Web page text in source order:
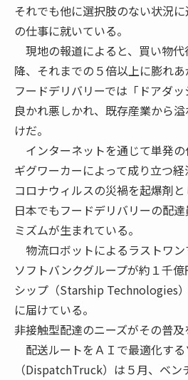
それでも他に選択肢のない状況
の仕事に就いている。
現地の報道によると、買い物
降、それまでの５倍以上に膨れあ
フードデリバリーでは「ドアダ
良かれ悪しかれ、既存産業から
けだ。
インターネットを通じて単発の
ギグワーカーによって成り立つ経
コロナウィルスの災禍を起爆剤
日本でもフードデリバリーの配
ミズムが生まれている。
物流ロボットによるラストワン
ソフトバンクグループが約１千
シップ（Starship Technologies
に届けている。
非接触型配達のニーズがその普及
配送ルートをＡＩで最適化す
（DispatchTruck）は５月、ベ